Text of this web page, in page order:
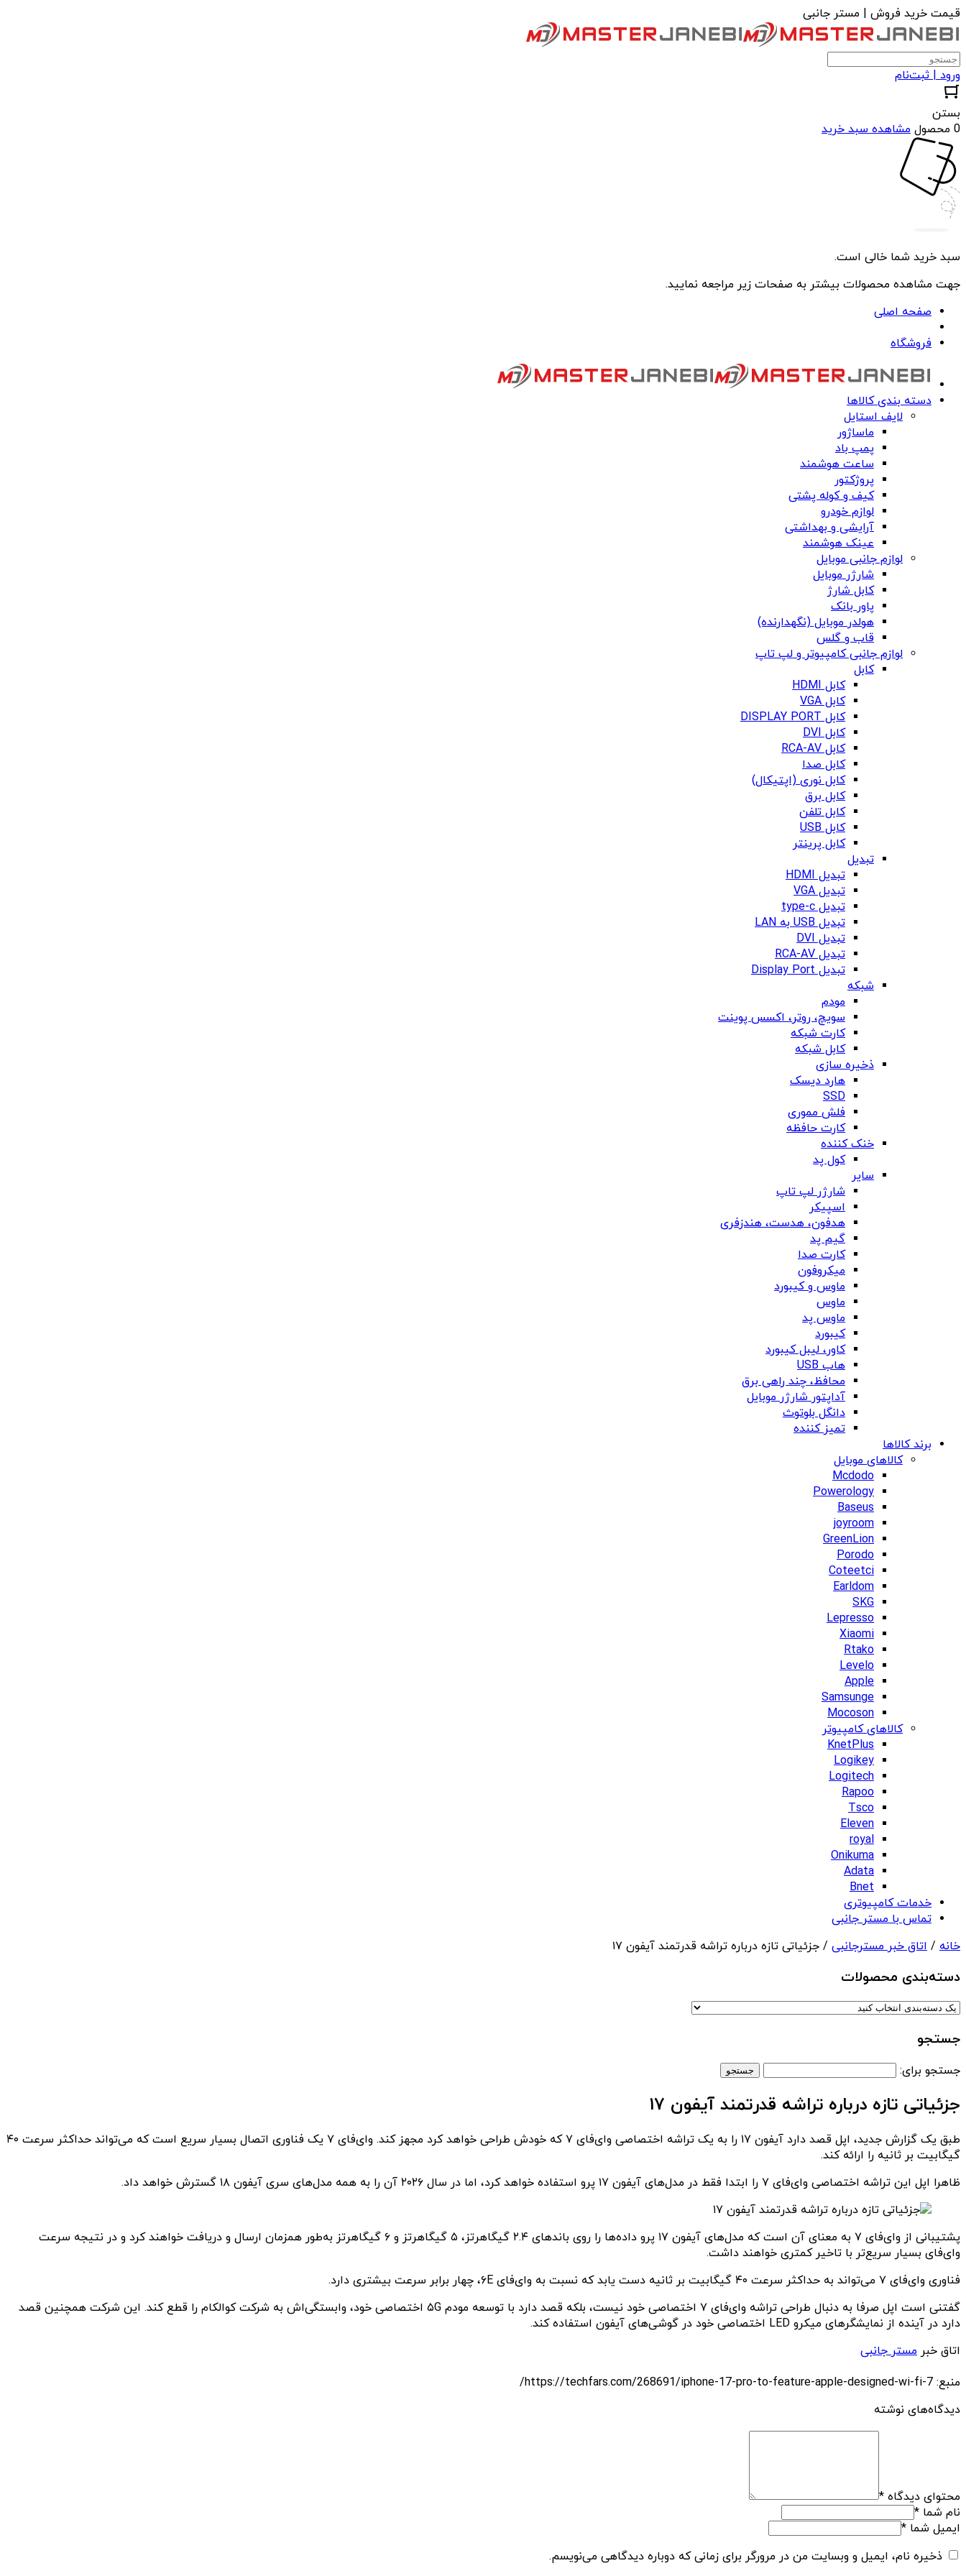
قیمت خرید فروش | مستر جانبی
ورود | ثبت‌نام
بستن
0 محصول
مشاهده سبد خرید
سبد خرید شما خالی است.
جهت مشاهده محصولات بیشتر به صفحات زیر مراجعه نمایید.
صفحه اصلی
فروشگاه
دسته بندی کالاها
لایف استایل
ماساژور
پمپ باد
ساعت هوشمند
پروژکتور
کیف و کوله پشتی
لوازم خودرو
آرایشی و بهداشتی
عینک هوشمند
لوازم جانبی موبایل
شارژر موبایل
کابل شارژ
پاور بانک
هولدر موبایل (نگهدارنده)
قاب و گلس
لوازم جانبی کامپیوتر و لپ تاپ
کابل
کابل HDMI
کابل VGA
کابل DISPLAY PORT
کابل DVI
کابل RCA-AV
کابل صدا
کابل نوری (اپتیکال)
کابل برق
کابل تلفن
کابل USB
کابل پرینتر
تبدیل
تبدیل HDMI
تبدیل VGA
تبدیل type-c
تبدیل USB به LAN
تبدیل DVI
تبدیل RCA-AV
تبدیل Display Port
شبکه
مودم
سویچ، روتر، اکسس پوینت
کارت شبکه
کابل شبکه
ذخیره سازی
هارد دیسک
SSD
فلش مموری
کارت حافظه
خنک کننده
کول پد
سایر
شارژر لپ تاپ
اسپیکر
هدفون، هدست، هندزفری
گیم پد
کارت صدا
میکروفون
ماوس و کیبورد
ماوس
ماوس پد
کیبورد
کاور، لیبل کیبورد
هاب USB
محافظ، چند راهی برق
آداپتور شارژر موبایل
دانگل بلوتوث
تمیز کننده
برند کالاها
کالاهای موبایل
Mcdodo
Powerology
Baseus
joyroom
GreenLion
Porodo
Coteetci
Earldom
SKG
Lepresso
Xiaomi
Rtako
Levelo
Apple
Samsunge
Mocoson
کالاهای کامپیوتر
KnetPlus
Logikey
Logitech
Rapoo
Tsco
Eleven
royal
Onikuma
Adata
Bnet
خدمات کامپیوتری
تماس با مستر جانبی
خانه / اتاق خبر مسترجانبی / جزئیاتی تازه درباره تراشه قدرتمند آیفون ۱۷
دسته‌بندی‌ محصولات
جستجو
جستجو برای:
جزئیاتی تازه درباره تراشه قدرتمند آیفون ۱۷
طبق یک گزارش جدید، اپل قصد دارد آیفون ۱۷ را به یک تراشه اختصاصی وای‌فای ۷ که خودش طراحی خواهد کرد مجهز کند. وای‌فای ۷ یک فناوری اتصال بسیار سریع است که می‌تواند حداکثر سرعت ۴۰
گیگابیت بر ثانیه را ارائه کند.
ظاهرا اپل این تراشه اختصاصی وای‌فای ۷ را ابتدا فقط در مدل‌های آیفون ۱۷ پرو استفاده خواهد کرد، اما در سال ۲۰۲۶ آن را به همه مدل‌های سری آیفون ۱۸ گسترش خواهد داد.
پشتیبانی از وای‌فای ۷ به معنای آن است که مدل‌های آیفون ۱۷ پرو داده‌ها را روی باندهای ۲.۴ گیگاهرتز، ۵ گیگاهرتز و ۶ گیگاهرتز به‌طور همزمان ارسال و دریافت خواهند کرد و در نتیجه سرعت
وای‌فای بسیار سریع‌تر با تاخیر کمتری خواهند داشت.
فناوری وای‌فای ۷ می‌تواند به حداکثر سرعت ۴۰ گیگابیت بر ثانیه دست یابد که نسبت به وای‌فای ۶E، چهار برابر سرعت بیشتری دارد.
گفتنی است اپل صرفا به دنبال طراحی تراشه وای‌فای ۷ اختصاصی خود نیست، بلکه قصد دارد با توسعه مودم‌ ۵G اختصاصی خود، وابستگی‌اش به شرکت کوالکام را قطع کند. این شرکت همچنین قصد
دارد در آینده از نمایشگرهای میکرو LED اختصاصی خود در گوشی‌های آیفون استفاده کند.
اتاق خبر مستر جانبی
منبع: https://techfars.com/268691/iphone-17-pro-to-feature-apple-designed-wi-fi-7/
دیدگاه‌های نوشته
محتوای دیدگاه *
نام شما *
ایمیل شما *
ذخیره نام، ایمیل و وبسایت من در مرورگر برای زمانی که دوباره دیدگاهی می‌نویسم.